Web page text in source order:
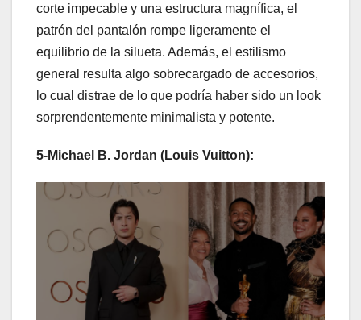
corte impecable y una estructura magnífica, el
patrón del pantalón rompe ligeramente el
equilibrio de la silueta. Además, el estilismo
general resulta algo sobrecargado de accesorios,
lo cual distrae de lo que podría haber sido un look
sorprendentemente minimalista y potente.
5-Michael B. Jordan (Louis Vuitton):